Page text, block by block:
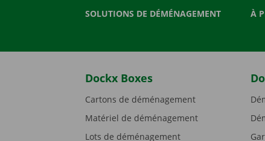
SOLUTIONS DE DÉMÉNAGEMENT
À
Dockx Boxes
Cartons de déménagement
Matériel de déménagement
Lots de déménagement